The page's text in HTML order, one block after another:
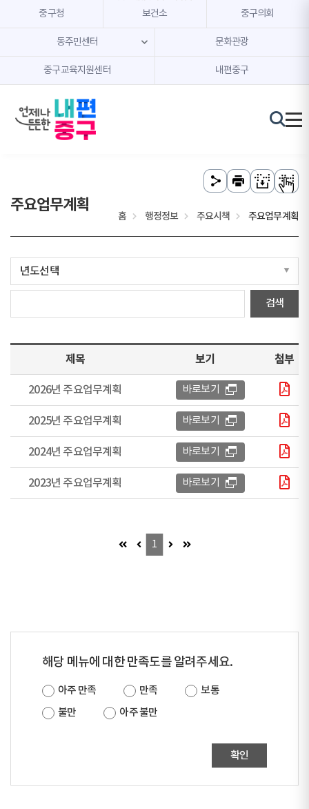
본문 내용 바로가기
주메뉴 바로가기
중구청 보건소 중구의회
동주민센터 문화관광
중구교육지원센터 내편중구
주요업무계획
홈 행정정보 주요시책 주요업무계획
제목 보기 첨부
2026년 주요업무계획 바로보기
2025년 주요업무계획 바로보기
2024년 주요업무계획 바로보기
2023년 주요업무계획 바로보기
첫 페이지 (이동불가)
이전 페이지 (이동불가)
1 다음 페이지 (이동불가)
마지막 페이지 (이동불가)
해당 메뉴에 대한 만족도를 알려주세요.
아주 만족 만족
보통
불만
아주 불만
확인